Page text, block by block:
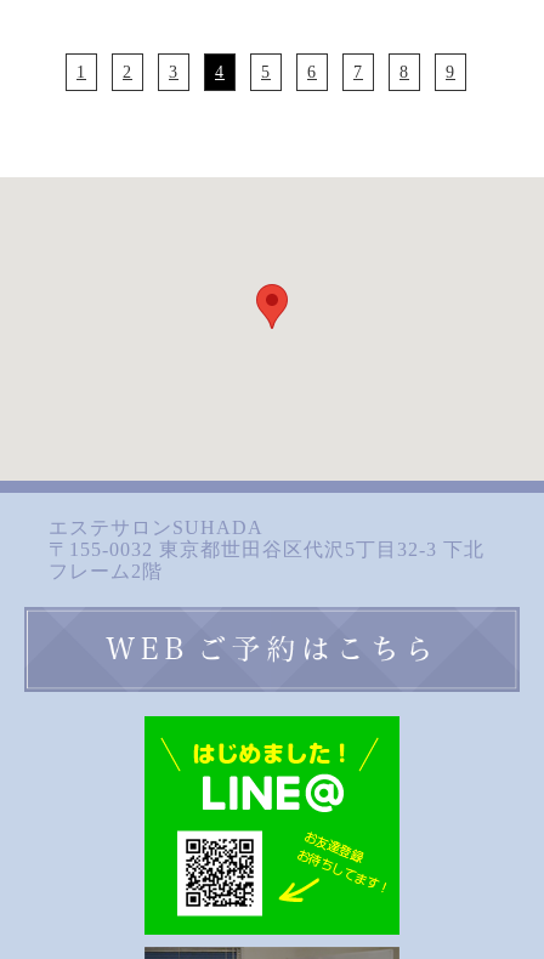
1 2 3 4 5 6 7 8 9
エステサロンSUHADA
〒155-0032 東京都世田谷区代沢5丁目32-3 下北
フレーム2階